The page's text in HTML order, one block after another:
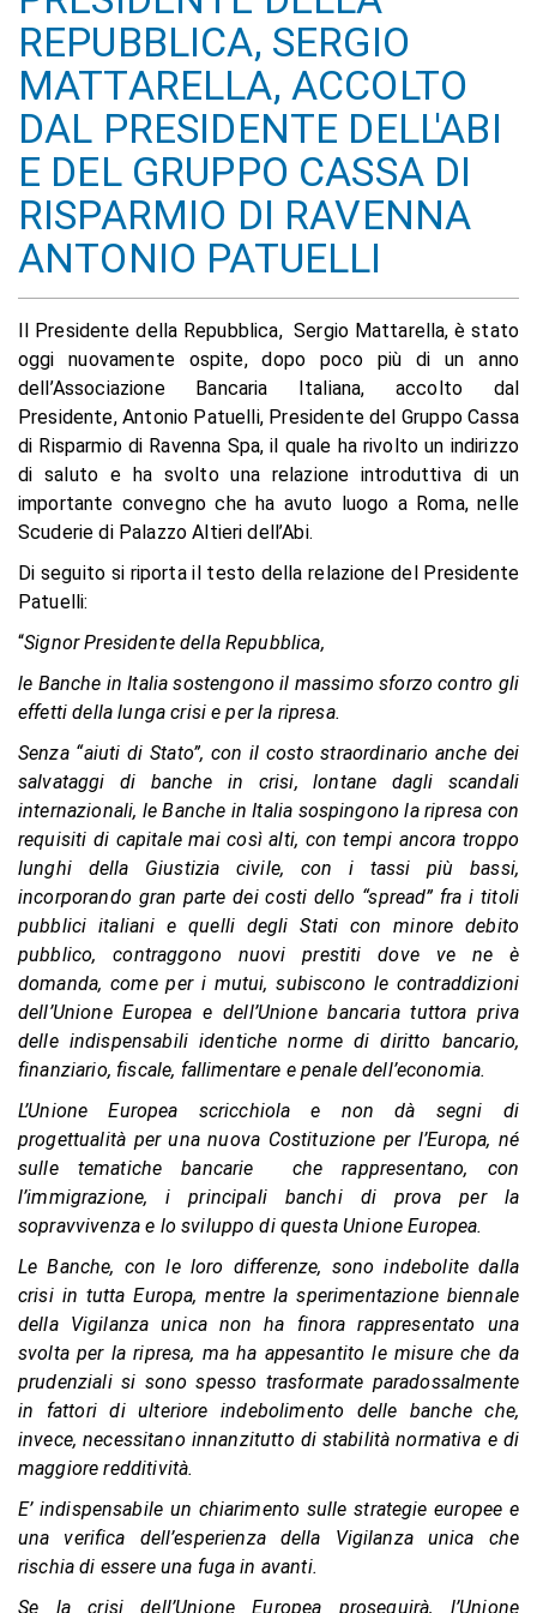
REPUBBLICA, SERGIO
MATTARELLA, ACCOLTO
DAL PRESIDENTE DELL'ABI
E DEL GRUPPO CASSA DI
RISPARMIO DI RAVENNA
ANTONIO PATUELLI
Il Presidente della Repubblica, Sergio Mattarella, è stato
oggi nuovamente ospite, dopo poco più di un anno
dell’Associazione Bancaria Italiana, accolto dal
Presidente, Antonio Patuelli, Presidente del Gruppo Cassa
di Risparmio di Ravenna Spa, il quale ha rivolto un indirizzo
di saluto e ha svolto una relazione introduttiva di un
importante convegno che ha avuto luogo a Roma, nelle
Scuderie di Palazzo Altieri dell’Abi.
Di seguito si riporta il testo della relazione del Presidente
Patuelli:
“Signor Presidente della Repubblica,
le Banche in Italia sostengono il massimo sforzo contro gli
effetti della lunga crisi e per la ripresa.
Senza “aiuti di Stato”, con il costo straordinario anche dei
salvataggi di banche in crisi, lontane dagli scandali
internazionali, le Banche in Italia sospingono la ripresa con
requisiti di capitale mai così alti, con tempi ancora troppo
lunghi della Giustizia civile, con i tassi più bassi,
incorporando gran parte dei costi dello “spread” fra i titoli
pubblici italiani e quelli degli Stati con minore debito
pubblico, contraggono nuovi prestiti dove ve ne è
domanda, come per i mutui, subiscono le contraddizioni
dell’Unione Europea e dell’Unione bancaria tuttora priva
delle indispensabili identiche norme di diritto bancario,
finanziario, fiscale, fallimentare e penale dell’economia.
L’Unione Europea scricchiola e non dà segni di
progettualità per una nuova Costituzione per l’Europa, né
sulle tematiche bancarie che rappresentano, con
l’immigrazione, i principali banchi di prova per la
sopravvivenza e lo sviluppo di questa Unione Europea.
Le Banche, con le loro differenze, sono indebolite dalla
crisi in tutta Europa, mentre la sperimentazione biennale
della Vigilanza unica non ha finora rappresentato una
svolta per la ripresa, ma ha appesantito le misure che da
prudenziali si sono spesso trasformate paradossalmente
in fattori di ulteriore indebolimento delle banche che,
invece, necessitano innanzitutto di stabilità normativa e di
maggiore redditività.
E’ indispensabile un chiarimento sulle strategie europee e
una verifica dell’esperienza della Vigilanza unica che
rischia di essere una fuga in avanti.
Se la crisi dell’Unione Europea proseguirà, l’Unione